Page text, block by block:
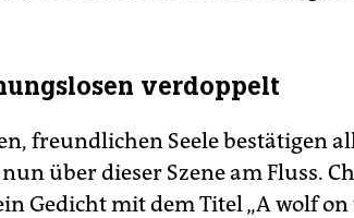
verdoppelt
freundlichen Seele bestätigen
über dieser Szene am Fluss.
Gedicht mit dem Titel „A wolf